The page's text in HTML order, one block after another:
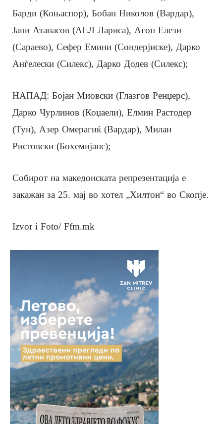
Барди (Коњаспор), Бобан Николов (Вардар),
Јани Атанасов (АЕЛ Лариса), Агон Елези
(Сараево), Сефер Емини (Сондерјиске), Дарко
Анѓелески (Силекс), Дарко Додев (Силекс);
НАПАД: Бојан Миовски (Глазгов Ренџерс),
Дарко Чурлинов (Коџаели), Елмин Растодер
(Тун), Азер Омерагиќ (Вардар), Милан
Ристовски (Бохемијанс);
Собирот на македонската репрезентација е
закажан за 25. мај во хотел „Хилтон“ во Скопје.
Izvor i Foto/ Ffm.mk